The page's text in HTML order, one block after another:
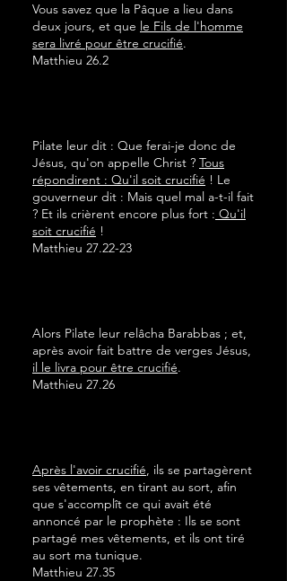
Vous savez que la Pâque a lieu dans
deux jours, et que le Fils de l'homme
sera livré pour être crucifié.
Matthieu 26.2
Pilate leur dit : Que ferai-je donc de
Jésus, qu'on appelle Christ ? Tous
répondirent : Qu'il soit crucifié ! Le
gouverneur dit : Mais quel mal a-t-il fait
? Et ils crièrent encore plus fort : Qu'il
soit crucifié !
Matthieu 27.22-23
Alors Pilate leur relâcha Barabbas ; et,
après avoir fait battre de verges Jésus,
il le livra pour être crucifié.
Matthieu 27.26
Après l'avoir crucifié, ils se partagèrent
ses vêtements, en tirant au sort, afin
que s'accomplît ce qui avait été
annoncé par le prophète : Ils se sont
partagé mes vêtements, et ils ont tiré
au sort ma tunique.
Matthieu 27.35